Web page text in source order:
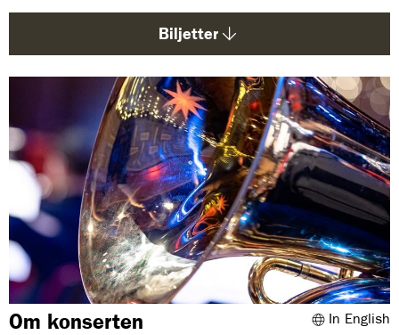
d
Biljetter
Om konserten In English